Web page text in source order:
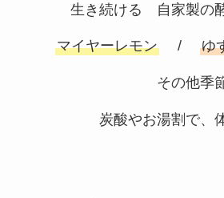
生き続ける 自家製の
マイヤーレモン /ゆ
その他季
炭酸やお湯割で、